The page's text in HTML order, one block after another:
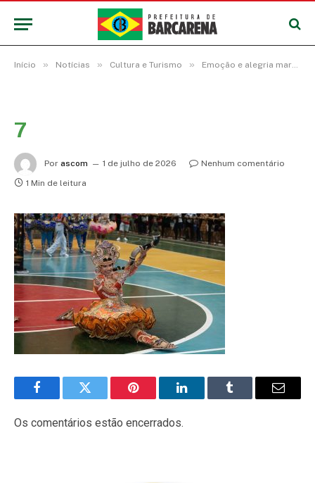
Início » Notícias » Cultura e Turismo » Emoção e alegria marcam o 14º Festival Junino em Barcarena
7
Por ascom 1 de julho de 2026
Nenhum comentário
1 Min de leitura
FacebookTwitter Pinterest LinkedInTumblr
E-
Os comentários estão encerrados.